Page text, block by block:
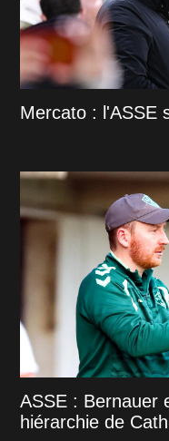
Mercato : l'ASSE
ASSE : Bernauer
hiérarchie de